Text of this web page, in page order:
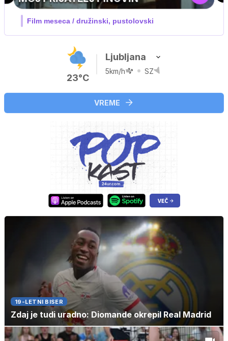
V živo na VOYO: sreda ob 20.30
23°C
Ljubljana
5km/h SZ
VREME
19-LETNI BISER
Zdaj je tudi uradno: Diomande okrepil Real Madrid